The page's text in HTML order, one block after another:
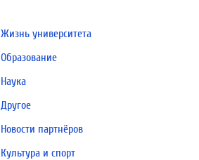
Жизнь университета
Образование
Наука
Другое
Новости партнёров
Культура и спорт